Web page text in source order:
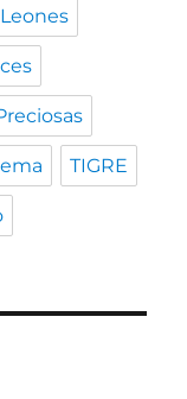
Leones
TIGRE